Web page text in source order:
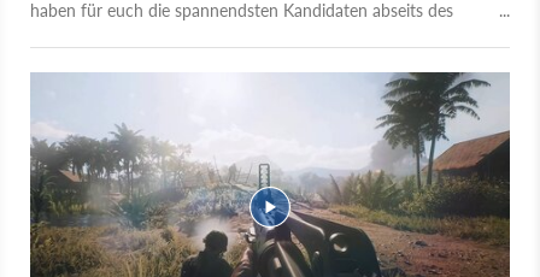
haben für euch die spannendsten Kandidaten abseits des
03:37 '83 04:48 Beautiful Light 05:49 Gears of War: E-Day
06:47 Marathon 07:49 Max Payne 1+2 Remake 09:04 Defect
10:05 Toxic Commando 11:21 Industria 2 12:32 Exoborne
13:33 Neo Berlin 2087 14:35 Rules of Engagement: The Grey
State 15:35 Mouse: PI For Hire 16:47 Den Of Wolves
17:46 Halo: Campaign Evolved 18:37 Sand: Raiders of Sophie
19:41 Ill 20:38 Kingmakers 21:40 No Law 22:51 4Loop
24:07 Outro